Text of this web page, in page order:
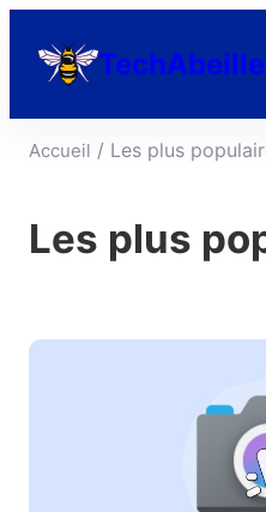
contenu
TechAbeille
Accueil / Les plus
Les plus